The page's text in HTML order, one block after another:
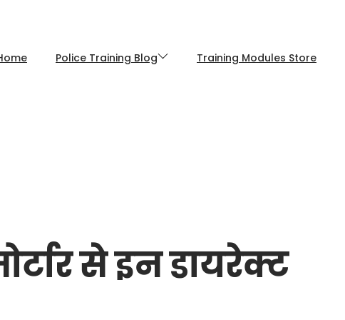
Police Training Blog Training Modules Store
से इन डायरेक्ट